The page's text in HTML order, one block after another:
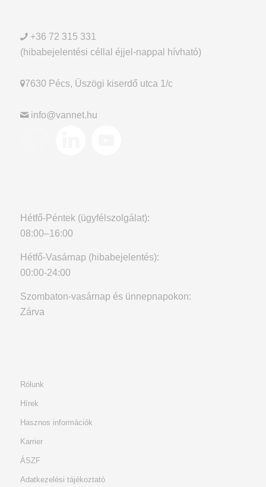
+36 72 315 331
(hibabejelentési céllal éjjel-nappal hívható)
7630 Pécs, Üszögi kiserdő utca 1/c
info@vannet.hu
Hétfő-Péntek (ügyfélszolgálat):
08:00–16:00
Hétfő-Vasárnap (hibabejelentés):
00:00-24:00
Szombaton-vasárnap és ünnepnapokon:
Zárva
Rólunk
Hírek
Hasznos információk
Karrier
ÁSZF
Adatkezelési tájékoztató